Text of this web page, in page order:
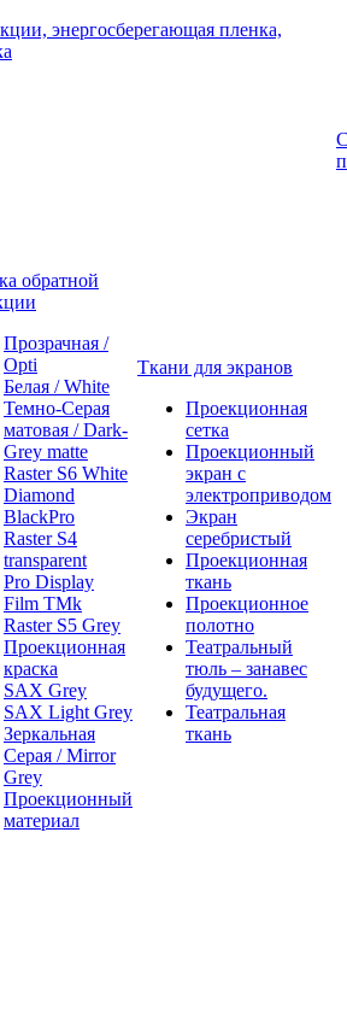
энергосберегающая пленка,
обратной
Прозрачная /
Opti
Белая / White
Темно-Серая
матовая / Dark-
Grey matte
Raster S6 White
Diamond
BlackPro
Raster S4
transparent
Pro Display
Film ТМk
Raster S5 Grey
Проекционная
краска
SAX Grey
SAX Light Grey
Зеркальная
Серая / Mirror
Grey
Проекционный
материал
Ткани для экранов
Проекционная
сетка
Проекционный
экран с
электроприводом
Экран
серебристый
Проекционная
ткань
Проекционное
полотно
Театральный
тюль – занавес
будущего.
Театральная
ткань